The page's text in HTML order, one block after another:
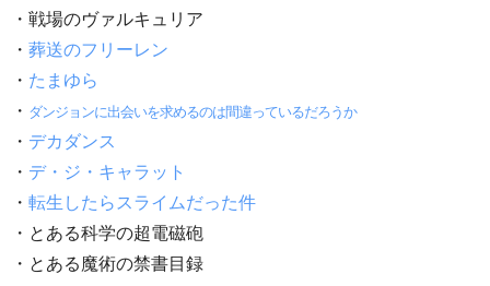
・戦場のヴァルキュリア
・ 葬送のフリーレン
・ たまゆら
・ ダンジョンに出会いを求めるのは間違っているだろうか
・ デカダンス
・ デ・ジ・キャラット
・ 転生したらスライムだった件
・とある科学の超電磁砲
・とある魔術の禁書目録